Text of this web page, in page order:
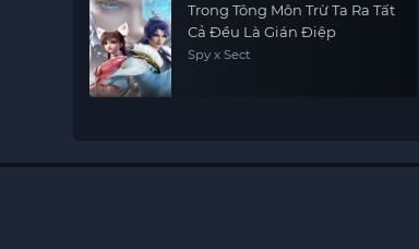
Trong Tông Môn Trừ Ta Ra Tất
Cả Đều Là Gián Điệp
Spy x Sect